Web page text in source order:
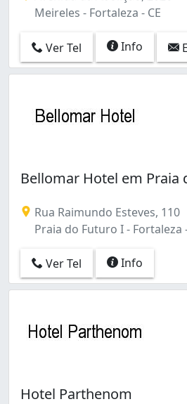
Meireles - Fortaleza - CE
Ver Tel Info
Bellomar Hotel em Praia
Rua Raimundo Esteves, 110
Praia do Futuro I - Fortaleza
Ver Tel Info
Hotel Parthenom